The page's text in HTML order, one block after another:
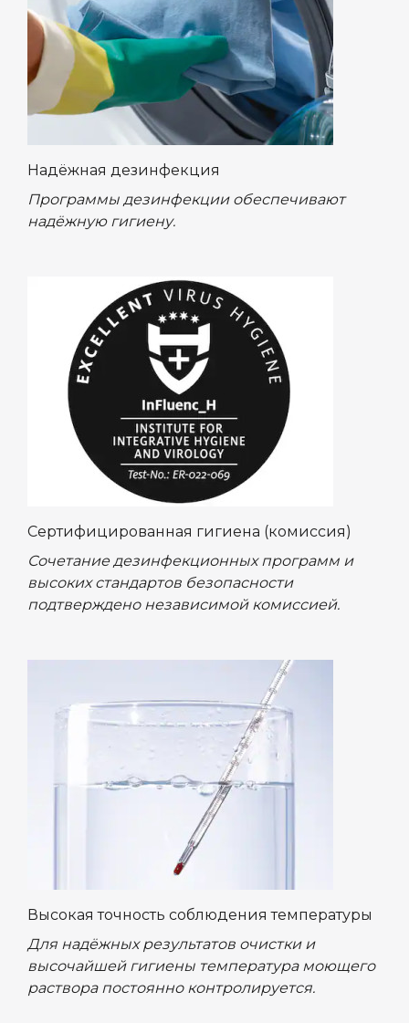
Надёжная дезинфекция
Программы дезинфекции обеспечивают
надёжную гигиену.
Сертифицированная гигиена (комиссия)
Сочетание дезинфекционных программ и
высоких стандартов безопасности
подтверждено независимой комиссией.
Высокая точность соблюдения температуры
Для надёжных результатов очистки и
высочайшей гигиены температура моющего
раствора постоянно контролируется.